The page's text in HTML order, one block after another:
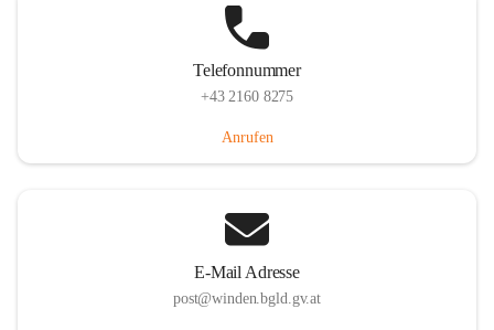
Telefonnummer
+43 2160 8275
Anrufen
E-Mail Adresse
post@winden.bgld.gv.at